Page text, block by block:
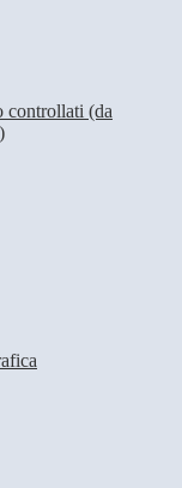
controllati (da